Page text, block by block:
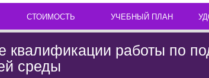
СТОИМОСТЬ УЧЕБНЫЙ ПЛАН
работы по
среды